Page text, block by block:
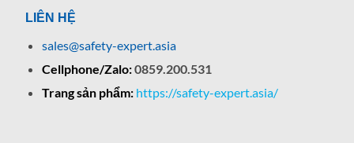
LIÊN HỆ
sales@safety-expert.asia
Cellphone/Zalo:0859.200.531
Trang sản phẩm: https://safety-expert.asia/